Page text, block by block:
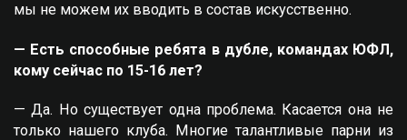
мы не можем их вводить в состав искусственно.
— Есть способные ребята в дубле, командах ЮФЛ,
кому сейчас по 15-16 лет?
— Да. Но существует одна проблема. Касается она не
только нашего клуба. Многие талантливые парни из